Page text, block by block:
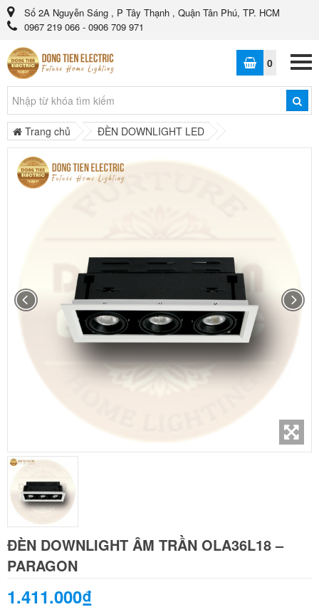
Số 2A Nguyễn Sáng , P Tây Thạnh , Quận Tân Phú, TP. HCM
0967 219 066 - 0906 709 971
0
Trang chủ ĐÈN DOWNLIGHT LED
ĐÈN DOWNLIGHT ÂM TRẦN OLA36L18 –
PARAGON
1.411.000₫